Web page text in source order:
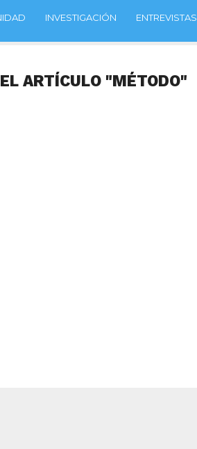
INVESTIGACIÓN ENTREVISTAS
ARTÍCULO "MÉTODO"